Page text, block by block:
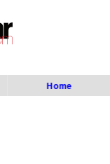
Home